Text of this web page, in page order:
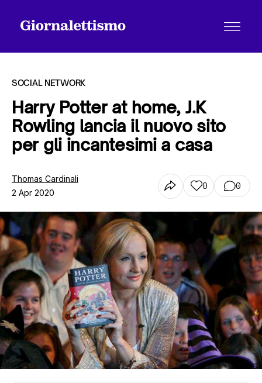
Tutti gli articoli
Chi siamo
Contatti
SOCIAL NETWORK
Harry Potter at home, J.K
Rowling lancia il nuovo sito
per gli incantesimi a casa
Thomas Cardinali
2 Apr 2020
0 0